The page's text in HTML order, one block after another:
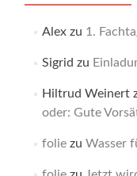
Alexzu 1.
Sigrid zu
Hiltrud Weinert
oder: Gute
foliezu Wasser